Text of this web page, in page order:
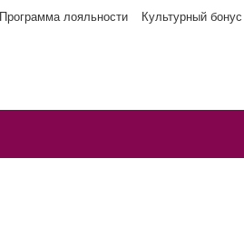
Программа лояльности Культурный бонус